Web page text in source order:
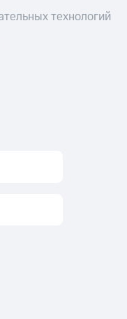
технологий